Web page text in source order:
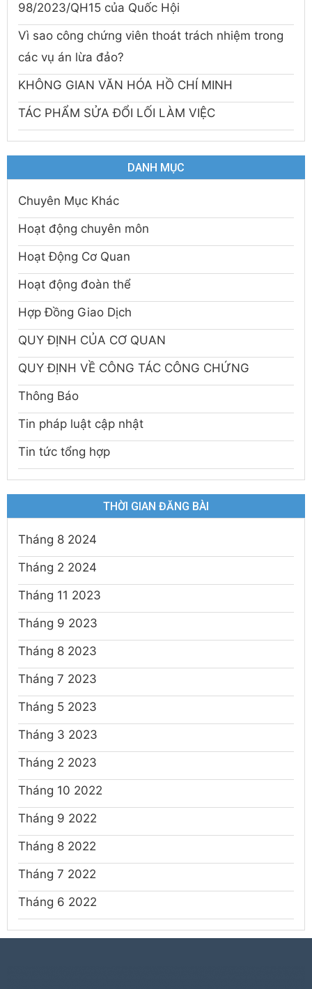
98/2023/QH15 của Quốc Hội
Vì sao công chứng viên thoát trách nhiệm trong
các vụ án lừa đảo?
KHÔNG GIAN VĂN HÓA HỒ CHÍ MINH
TÁC PHẨM SỬA ĐỔI LỐI LÀM VIỆC
DANH MỤC
Chuyên Mục Khác
Hoạt động chuyên môn
Hoạt Động Cơ Quan
Hoạt động đoàn thể
Hợp Đồng Giao Dịch
QUY ĐỊNH CỦA CƠ QUAN
QUY ĐỊNH VỀ CÔNG TÁC CÔNG CHỨNG
Thông Báo
Tin pháp luật cập nhật
Tin tức tổng hợp
THỜI GIAN ĐĂNG BÀI
Tháng 8 2024
Tháng 2 2024
Tháng 11 2023
Tháng 9 2023
Tháng 8 2023
Tháng 7 2023
Tháng 5 2023
Tháng 3 2023
Tháng 2 2023
Tháng 10 2022
Tháng 9 2022
Tháng 8 2022
Tháng 7 2022
Tháng 6 2022